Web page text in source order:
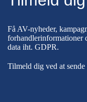
Få AV-nyheder,
forhandlerinformationer
data iht. GDPR.
Tilmeld dig ved at